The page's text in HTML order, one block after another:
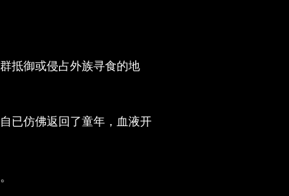
抵御或侵占外族寻食的地
已仿佛返回了童年，血液开